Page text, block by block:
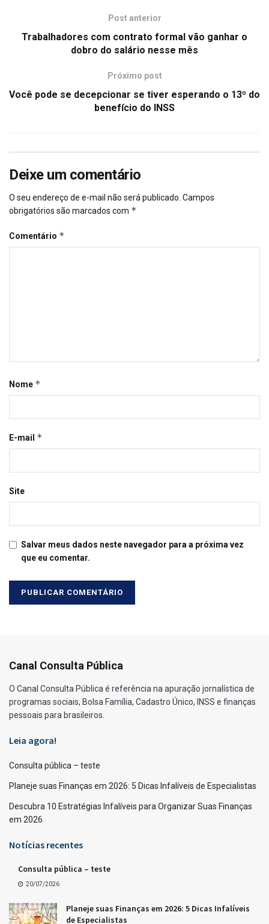
Post anterior
Trabalhadores com contrato formal vão ganhar o
dobro do salário nesse mês
Próximo post
Você pode se decepcionar se tiver esperando o 13º do
benefício do INSS
Deixe um comentário
O seu endereço de e-mail não será publicado. Campos
obrigatórios são marcados com *
Comentário *
Nome *
E-mail *
Site
Salvar meus dados neste navegador para a próxima vez
que eu comentar.
Canal Consulta Pública
O Canal Consulta Pública é referência na apuração jornalística de
programas sociais, Bolsa Família, Cadastro Único, INSS e finanças
pessoais para brasileiros.
Leia agora!
Consulta pública – teste
Planeje suas Finanças em 2026: 5 Dicas Infalíveis de Especialistas
Descubra 10 Estratégias Infalíveis para Organizar Suas Finanças
em 2026
Notícias recentes
Consulta pública – teste
20/07/2026
Planeje suas Finanças em 2026: 5 Dicas Infalíveis
de Especialistas